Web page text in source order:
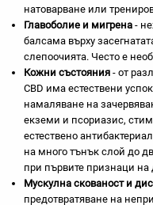
натоварване или
Главоболие и мигрена -
балсама върху
слепоочията. Често е
Кожни състояния - от
CBD има естествени
намаляване на
екземи и псориазис,
естествено
на много тънък слой до
при първите признаци на
Мускулна скованост и
предотвратяване на